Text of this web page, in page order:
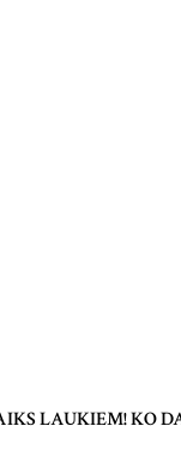
LAUKIEM! KO